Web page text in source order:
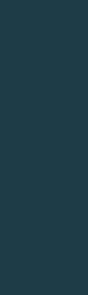
か？
ょうか？
？